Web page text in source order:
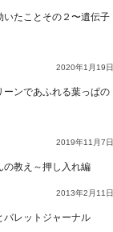
いたことその２〜遺伝子
2020年1月19日
ーンであふれる葉っぱの
2019年11月7日
の教え～押し入れ編
2013年2月11日
バレットジャーナル